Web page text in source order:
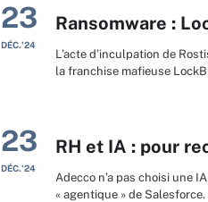
23
DÉC.'24
Ransomware :
L’acte d’inculpation de
la franchise mafieuse
23
DÉC.'24
RH et IA : pour
Adecco n’a pas choisi une
« agentique » de